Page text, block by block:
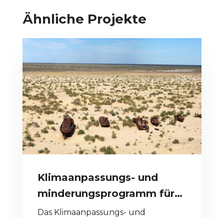
Ähnliche Projekte
Klimaanpassungs- und
minderungsprogramm für
das Aralseebecken,
Das Klimaanpassungs- und